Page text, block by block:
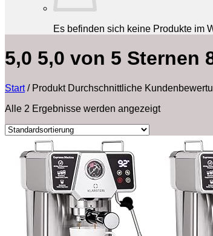
Es befinden sich keine Produkte im
5,0 5,0 von 5 Sternen
Start /Produkt Durchschnittliche
Alle 2 Ergebnisse werden angezeigt